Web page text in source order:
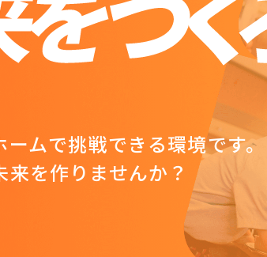
ームで挑戦できる環境です。
を作りませんか？